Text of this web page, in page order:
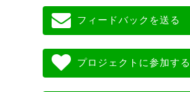
フィードバックを送る
プロジェクトに参加する